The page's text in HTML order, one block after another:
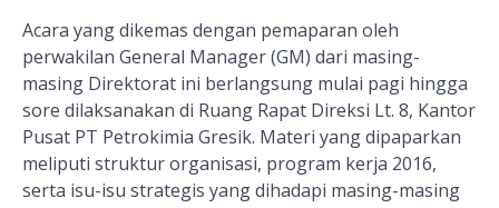
Acara yang dikemas dengan pemaparan oleh
perwakilan General Manager (GM) dari masing-
masing Direktorat ini berlangsung mulai pagi hingga
sore dilaksanakan di Ruang Rapat Direksi Lt. 8, Kantor
Pusat PT Petrokimia Gresik. Materi yang dipaparkan
meliputi struktur organisasi, program kerja 2016,
serta isu-isu strategis yang dihadapi masing-masing